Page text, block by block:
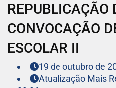
REPUBLICAÇÃO
CONVOCAÇÃO
ESCOLAR II
19 de outubro de
Atualização Mais